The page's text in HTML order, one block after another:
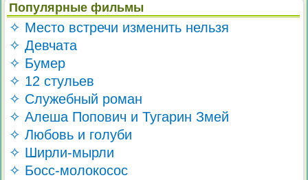
Популярные фильмы
✧ Место встречи изменить нельзя
✧ Девчата
✧ Бумер
✧ 12 стульев
✧ Служебный роман
✧ Алеша Попович и Тугарин Змей
✧ Любовь и голуби
✧ Ширли-мырли
✧ Босс-молокосос